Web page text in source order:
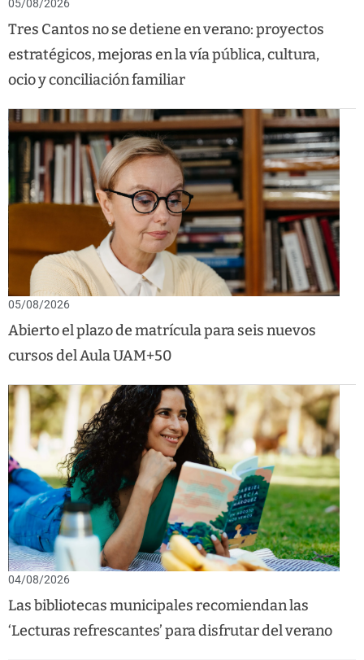
05/08/2026
Tres Cantos no se detiene en verano: proyectos
estratégicos, mejoras en la vía pública, cultura,
ocio y conciliación familiar
05/08/2026
Abierto el plazo de matrícula para seis nuevos
cursos del Aula UAM+50
04/08/2026
Las bibliotecas municipales recomiendan las
‘Lecturas refrescantes’ para disfrutar del verano